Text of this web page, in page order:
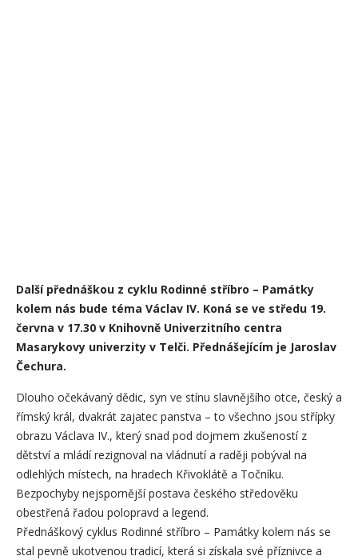
Další přednáškou z cyklu Rodinné stříbro – Památky
kolem nás bude téma Václav IV. Koná se ve středu 19.
června v 17.30 v Knihovně Univerzitního centra
Masarykovy univerzity v Telči. Přednášejícím je Jaroslav
Čechura.
Dlouho očekávaný dědic, syn ve stínu slavnějšího otce, český a
římský král, dvakrát zajatec panstva – to všechno jsou střípky
obrazu Václava IV., který snad pod dojmem zkušeností z
dětství a mládí rezignoval na vládnutí a raději pobýval na
odlehlých místech, na hradech Křivoklátě a Točníku.
Bezpochyby nejspornější postava českého středověku
obestřená řadou polopravd a legend.
Přednáškový cyklus Rodinné stříbro – Památky kolem nás se
stal pevně ukotvenou tradicí, která si získala své příznivce a